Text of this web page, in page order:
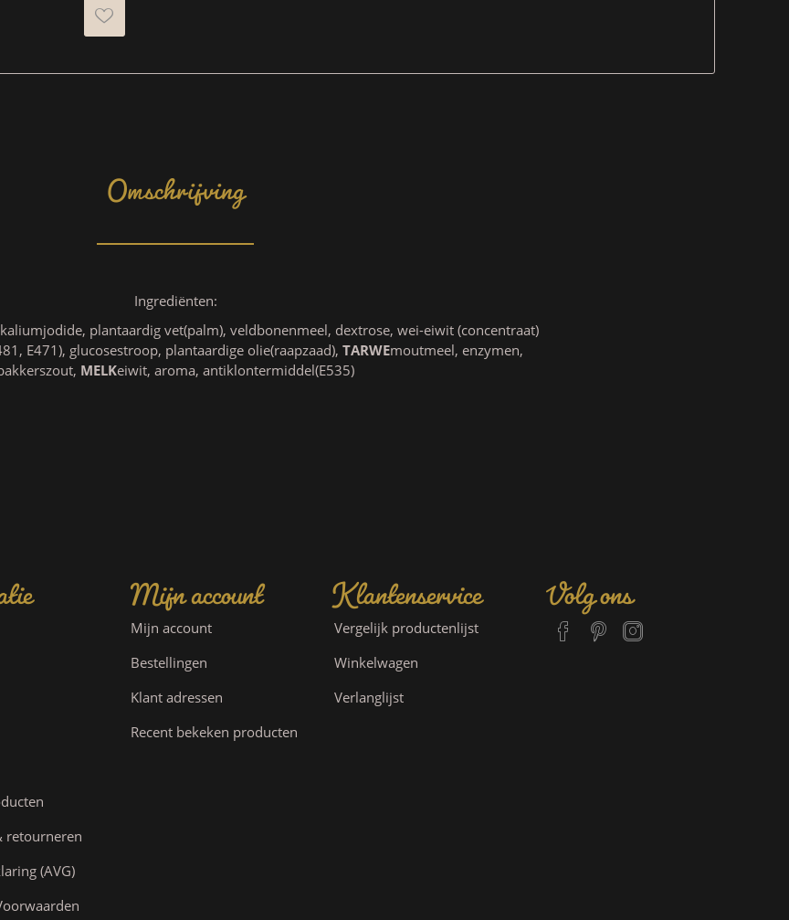
Omschrijving
Ingrediënten:
plantaardig vet(palm), veldbonenmeel, dextrose, wei-eiwit (concentraat)
E471), glucosestroop, plantaardige olie(raapzaad), TARWEmoutmeel, enzymen,
MELKeiwit, aroma, antiklontermiddel(E535)
retourneren
(AVG)
Mijn account
Mijn account
Bestellingen
Klant adressen
Recent bekeken producten
Klantenservice
Vergelijk productenlijst
Winkelwagen
Verlanglijst
Volg ons